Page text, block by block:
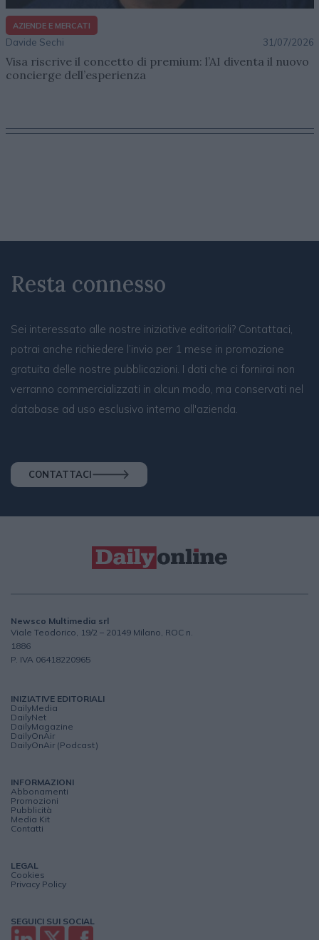
AZIENDE E MERCATI
Davide Sechi 31/07/2026
Visa riscrive il concetto di premium: l’AI diventa il nuovo
concierge dell’esperienza
Resta connesso
Sei interessato alle nostre iniziative editoriali? Contattaci,
potrai anche richiedere l’invio per 1 mese in promozione
gratuita delle nostre pubblicazioni. I dati che ci fornirai non
verranno commercializzati in alcun modo, ma conservati nel
database ad uso esclusivo interno all'azienda.
CONTATTACI
Newsco Multimedia srl
Viale Teodorico, 19/2 – 20149 Milano, ROC n.
1886
P. IVA 06418220965
INIZIATIVE EDITORIALI
DailyMedia
DailyNet
DailyMagazine
DailyOnAir
DailyOnAir (Podcast)
INFORMAZIONI
Abbonamenti
Promozioni
Pubblicità
Media Kit
Contatti
LEGAL
Cookies
Privacy Policy
SEGUICI SUI SOCIAL